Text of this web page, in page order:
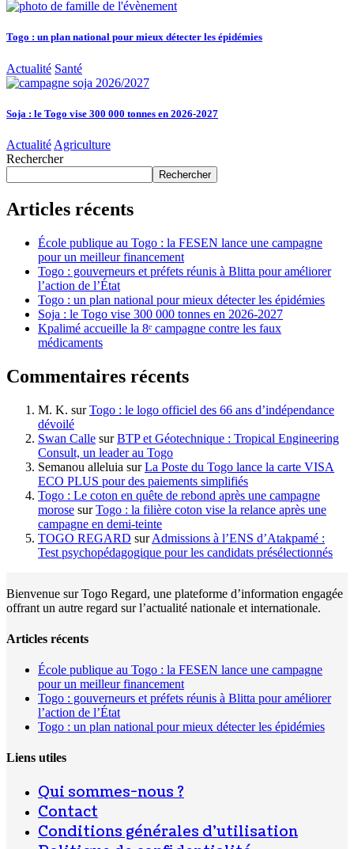
Togo : un plan national pour mieux détecter les épidémies
Actualité Santé
Soja : le Togo vise 300 000 tonnes en 2026-2027
Actualité Agriculture
Rechercher
Rechercher
Articles récents
École publique au Togo : la FESEN lance une campagne
pour un meilleur financement
Togo : gouverneurs et préfets réunis à Blitta pour améliorer
l’action de l’État
Togo : un plan national pour mieux détecter les épidémies
Soja : le Togo vise 300 000 tonnes en 2026-2027
Kpalimé accueille la 8ᵉ campagne contre les faux
médicaments
Commentaires récents
M. K. surTogo : le logo officiel des 66 ans d’indépendance
dévoilé
Swan Calle surBTP et Géotechnique : Tropical Engineering
Consult, un leader au Togo
Semanou alleluia surLa Poste du Togo lance la carte VISA
ECO PLUS pour des paiements simplifiés
Togo : Le coton en quête de rebond après une campagne
morose surTogo : la filière coton vise la relance après une
campagne en demi-teinte
TOGO REGARD surAdmissions à l’ENS d’Atakpamé :
Test psychopédagogique pour les candidats présélectionnés
Bienvenue sur Togo Regard, une plateforme d’information engagée
offrant un autre regard sur l’actualité nationale et internationale.
Articles récents
École publique au Togo : la FESEN lance une campagne
pour un meilleur financement
Togo : gouverneurs et préfets réunis à Blitta pour améliorer
l’action de l’État
Togo : un plan national pour mieux détecter les épidémies
Liens utiles
Qui sommes-nous ?
Contact
Conditions générales d’utilisation